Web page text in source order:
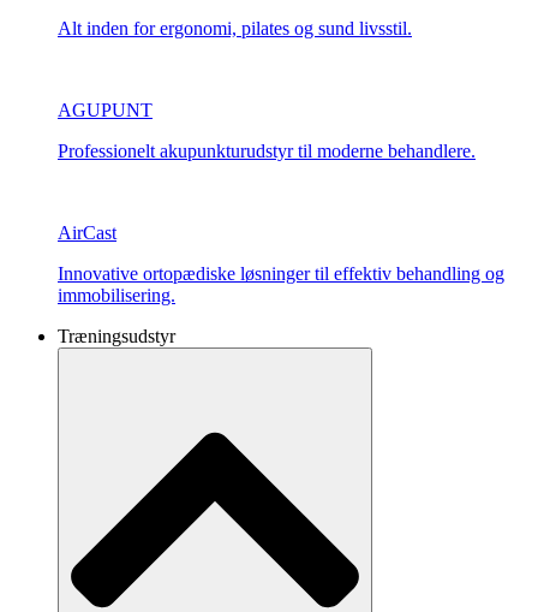
Alt inden for ergonomi, pilates og sund livsstil.
AGUPUNT
Professionelt akupunkturudstyr til moderne behandlere.
AirCast
Innovative ortopædiske løsninger til effektiv behandling og
immobilisering.
Træningsudstyr